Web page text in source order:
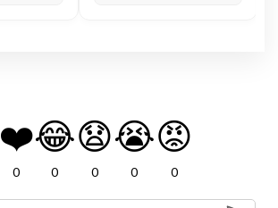
❤️
0
😂
0
😧
0
😭
0
😡
0